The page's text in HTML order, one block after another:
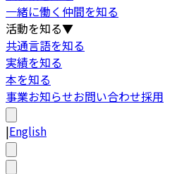
一緒に働く仲間を知る
活動を知る▼
共通言語を知る
実績を知る
本を知る
事業お知らせお問い合わせ採用
|English